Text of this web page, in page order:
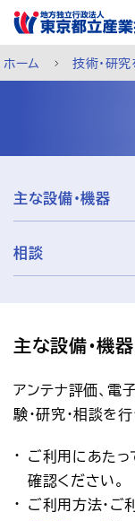
スキップして本
チャットで相談
アクセス
プレスリリース
ホーム 技術・研究
主な設備・機器
相談
主な設備・機器
アンテナ評価、電
験・研究・相談を行
ご利用にあたっ
確認ください。
ご利用方法・ご